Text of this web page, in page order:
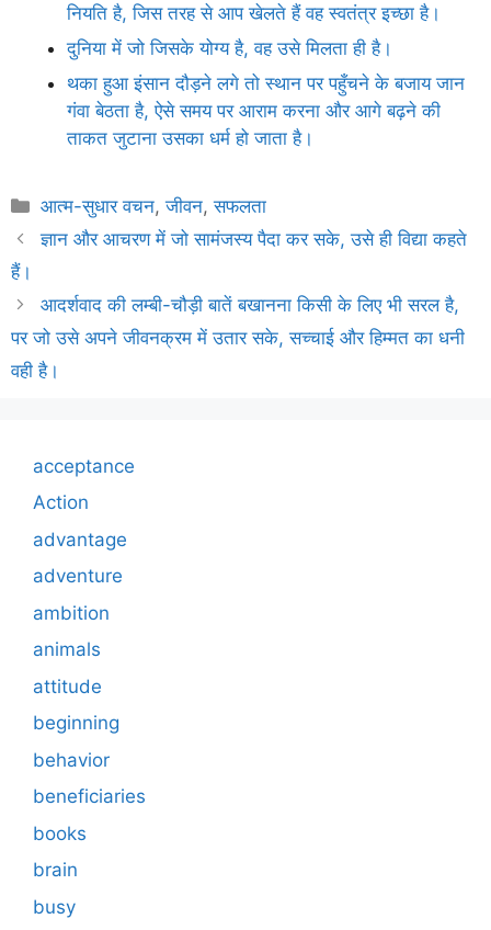
नियति है, जिस तरह से आप खेलते हैं वह स्वतंत्र इच्छा है।
दुनिया में जो जिसके योग्य है, वह उसे मिलता ही है।
थका हुआ इंसान दौड़ने लगे तो स्थान पर पहुँचने के बजाय जान
गंवा बेठता है, ऐसे समय पर आराम करना और आगे बढ़ने की
ताकत जुटाना उसका धर्म हो जाता है।
Categories
आत्म-सुधार वचन,जीवन,सफलता
ज्ञान और आचरण में जो सामंजस्य पैदा कर सके, उसे ही विद्या कहते
हैं।
आदर्शवाद की लम्बी-चौड़ी बातें बखानना किसी के लिए भी सरल है,
पर जो उसे अपने जीवनक्रम में उतार सके, सच्चाई और हिम्मत का धनी
वही है।
acceptance
Action
advantage
adventure
ambition
animals
attitude
beginning
behavior
beneficiaries
books
brain
busy